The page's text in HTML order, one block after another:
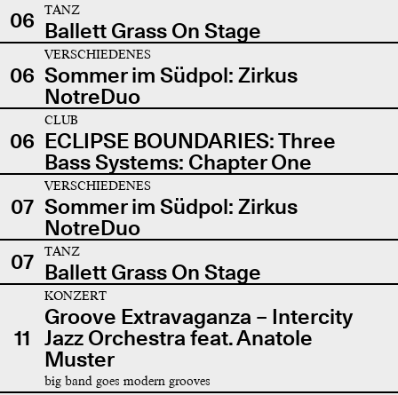
06
TANZ
Ballett Grass On Stage
06
VERSCHIEDENES
Sommer im Südpol: Zirkus
NotreDuo
06
CLUB
ECLIPSE BOUNDARIES: Three
Bass Systems: Chapter One
07
VERSCHIEDENES
Sommer im Südpol: Zirkus
NotreDuo
07
TANZ
Ballett Grass On Stage
11
KONZERT
Groove Extravaganza – Intercity
Jazz Orchestra feat. Anatole
Muster
big band goes modern grooves